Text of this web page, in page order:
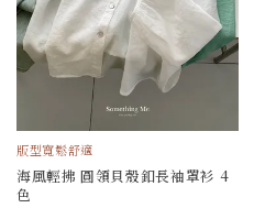
版型寬鬆舒適
海風輕拂 圓領貝殼釦長袖罩衫 4
色